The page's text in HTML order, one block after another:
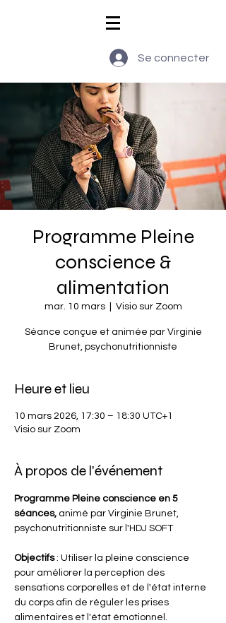
Se connecter
Programme Pleine
conscience &
alimentation
mar. 10 mars
  |
Visio sur Zoom
Séance conçue et animée par Virginie
Brunet, psychonutritionniste
Heure et lieu
10 mars 2026, 17:30 – 18:30 UTC+1
Visio sur Zoom
À propos de l'événement
Programme Pleine conscience en 5
séances, animé par Virginie Brunet,
psychonutritionniste sur l'HDJ SOFT
Objectifs : Utiliser la pleine conscience
pour améliorer la perception des
sensations corporelles et de l'état interne
du corps afin de réguler les prises
alimentaires et l'état émotionnel.